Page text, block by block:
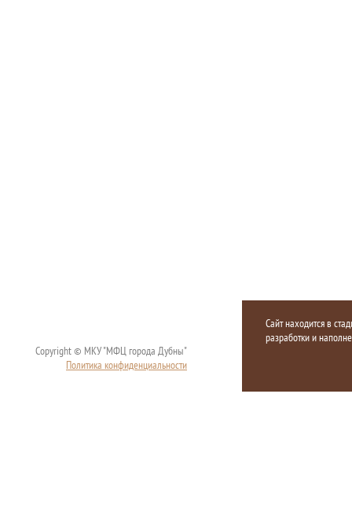
Copyright © МКУ "МФЦ города Дубны"
Политика конфиденциальности
Сайт находится в
разработки и